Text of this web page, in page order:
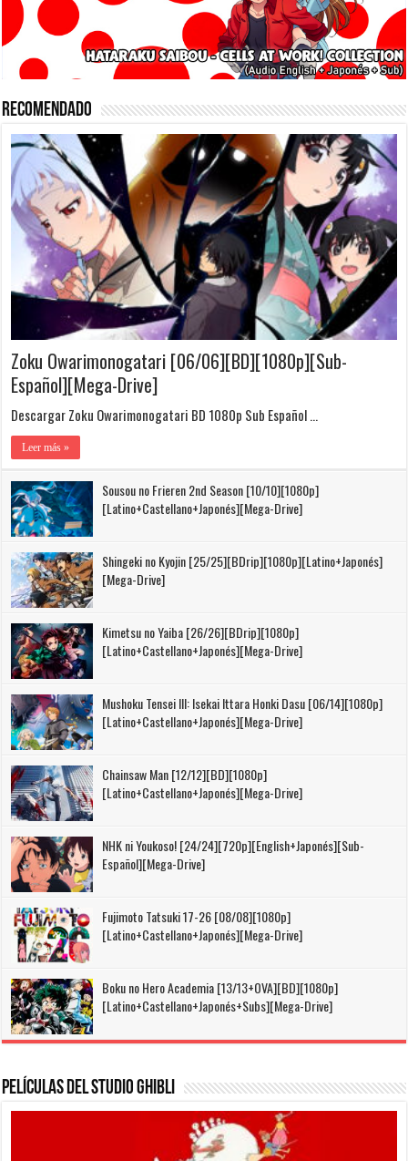
Recomendado
Zoku Owarimonogatari [06/06][BD][1080p][Sub-
Español][Mega-Drive]
Descargar Zoku Owarimonogatari BD 1080p Sub Español …
Leer más »
Sousou no Frieren 2nd Season [10/10][1080p]
[Latino+Castellano+Japonés][Mega-Drive]
Shingeki no Kyojin [25/25][BDrip][1080p][Latino+Japonés]
[Mega-Drive]
Kimetsu no Yaiba [26/26][BDrip][1080p]
[Latino+Castellano+Japonés][Mega-Drive]
Mushoku Tensei III: Isekai Ittara Honki Dasu [06/14][1080p]
[Latino+Castellano+Japonés][Mega-Drive]
Chainsaw Man [12/12][BD][1080p]
[Latino+Castellano+Japonés][Mega-Drive]
NHK ni Youkoso! [24/24][720p][English+Japonés][Sub-
Español][Mega-Drive]
Fujimoto Tatsuki 17-26 [08/08][1080p]
[Latino+Castellano+Japonés][Mega-Drive]
Boku no Hero Academia [13/13+OVA][BD][1080p]
[Latino+Castellano+Japonés+Subs][Mega-Drive]
Películas del Studio Ghibli